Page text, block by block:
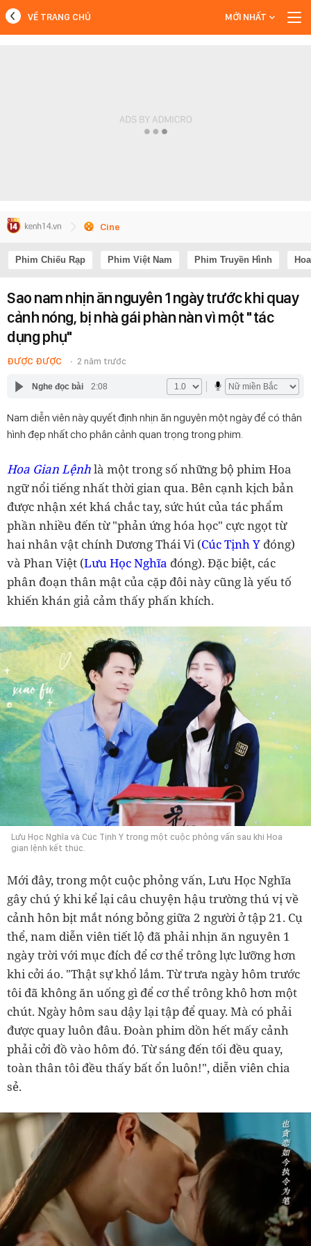
VỀ TRANG CHỦ MỚI NHẤT
Cine
Phim Chiếu Rạp Phim Việt Nam Phim Truyền Hình
Sao nam nhịn ăn nguyên 1 ngày trước khi quay
cảnh nóng, bị nhà gái phàn nàn vì một "tác
dụng phụ"
ĐƯỢC ĐƯỢC 2 năm trước
Nghe đọc bài 2:08
Nam diễn viên này quyết định nhịn ăn nguyên một ngày để có thân
hình đẹp nhất cho phân cảnh quan trọng trong phim.
Hoa Gian Lệnhlà một trong số những bộ phim Hoa
ngữ nổi tiếng nhất thời gian qua. Bên cạnh kịch bản
được nhận xét khá chắc tay, sức hút của tác phẩm
phần nhiều đến từ "phản ứng hóa học" cực ngọt từ
hai nhân vật chính Dương Thái Vi (Cúc Tịnh Y đóng)
và Phan Việt (Lưu Học Nghĩa đóng). Đặc biệt, các
phân đoạn thân mật của cặp đôi này cũng là yếu tố
khiến khán giả cảm thấy phấn khích.
Lưu Học Nghĩa và Cúc Tịnh Y trong một cuộc phỏng vấn sau khi Hoa
gian lệnh kết thúc.
Mới đây, trong một cuộc phỏng vấn, Lưu Học Nghĩa
gây chú ý khi kể lại câu chuyện hậu trường thú vị về
cảnh hôn bịt mắt nóng bỏng giữa 2 người ở tập 21. Cụ
thể, nam diễn viên tiết lộ đã phải nhịn ăn nguyên 1
ngày trời với mục đích để cơ thể trông lực lưỡng hơn
khi cởi áo. "Thật sự khổ lắm. Từ trưa ngày hôm trước
tôi đã không ăn uống gì để cơ thể trông khô hơn một
chút. Ngày hôm sau dậy lại tập để quay. Mà có phải
được quay luôn đâu. Đoàn phim dồn hết mấy cảnh
phải cởi đồ vào hôm đó. Từ sáng đến tối đều quay,
toàn thân tôi đều thấy bất ổn luôn!", diễn viên chia
sẻ.